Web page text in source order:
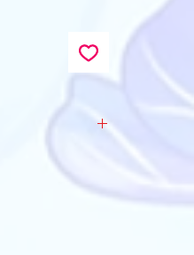
Kinder